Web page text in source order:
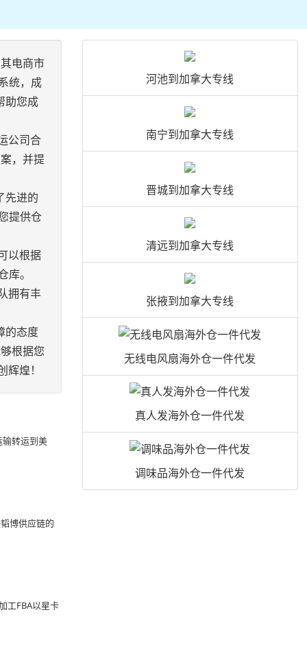
电商市
统，成
助您成
公司合
，并提
先进的
提供仓
以根据
。
拥有丰
的态度
根据您
煌！
输转运到美
博供应链的
工FBA以星卡
河池到加拿大专线
南宁到加拿大专线
晋城到加拿大专线
清远到加拿大专线
张掖到加拿大专线
无线电风扇海外仓一件代发
真人发海外仓一件代发
调味品海外仓一件代发